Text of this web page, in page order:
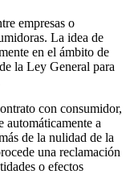
empresas o
La idea de
en el ámbito de
la Ley General para
con consumidor,
automáticamente a
de la nulidad de la
una reclamación
o efectos